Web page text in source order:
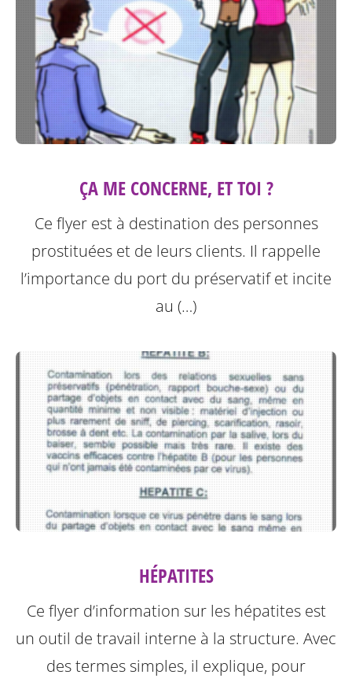
ÇA ME CONCERNE, ET TOI ?
Ce flyer est à destination des personnes
prostituées et de leurs clients. Il rappelle
l’importance du port du préservatif et incite
au (…)
HÉPATITES
Ce flyer d’information sur les hépatites est
un outil de travail interne à la structure. Avec
des termes simples, il explique, pour